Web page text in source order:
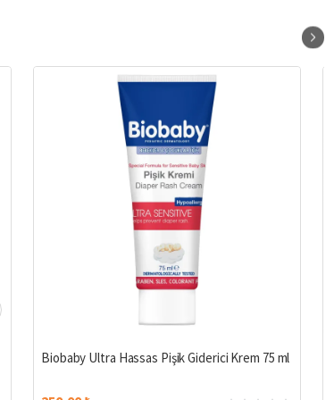
Biobaby Ultra Hassas Pişik Giderici Krem 75 ml